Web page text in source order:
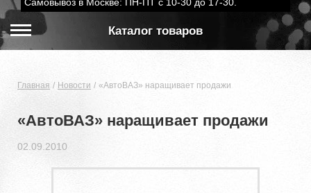
Каталог товаров
Главная Новости «АвтоВАЗ» наращивает продажи
«АвтоВАЗ» наращивает продажи
02.09.2010